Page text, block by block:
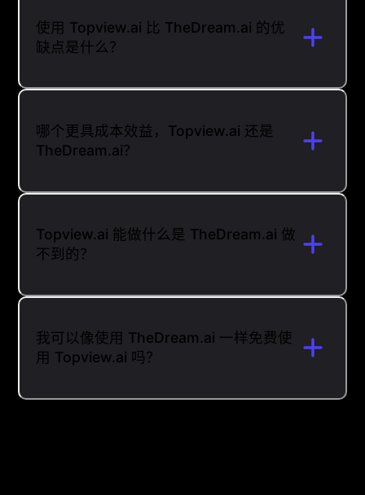
使用 Topview.ai 比 TheDream.ai 的优
缺点是什么？
哪个更具成本效益，Topview.ai 还是
TheDream.ai？
Topview.ai 能做什么是 TheDream.ai 做
不到的？
我可以像使用 TheDream.ai 一样免费使
用 Topview.ai 吗？